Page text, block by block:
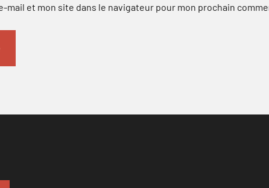
mail et mon site dans le navigateur pour mon prochain